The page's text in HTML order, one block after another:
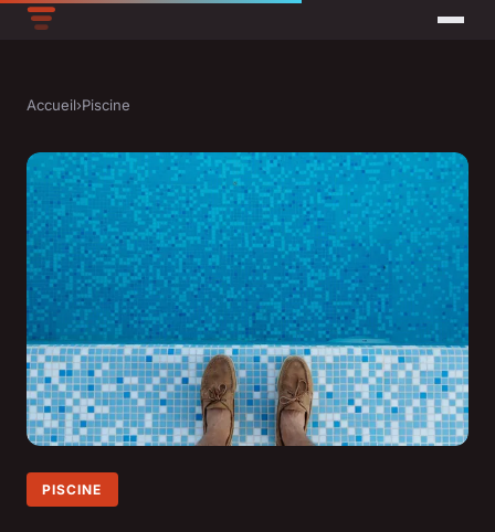
Accueil›Piscine
PISCINE